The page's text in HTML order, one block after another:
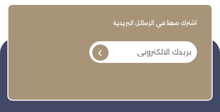
اشترك معنا في الرسائل البريدية